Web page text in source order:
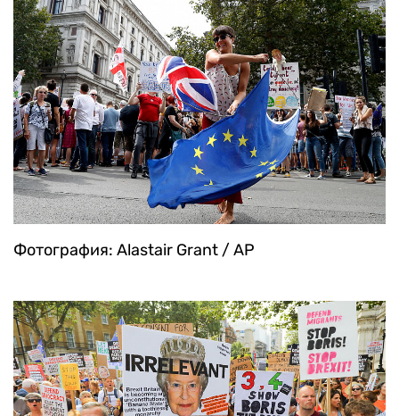
Фотография: Zuma / TASS
Фотография: Alastair Grant / AP